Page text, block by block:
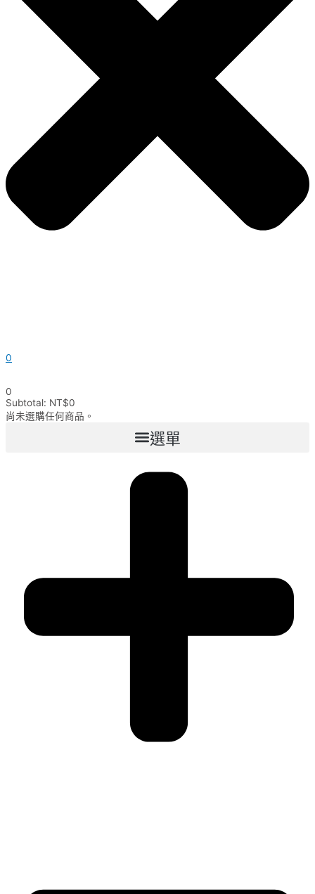
0
0
Subtotal: NT$0
尚未選購任何商品。
選單